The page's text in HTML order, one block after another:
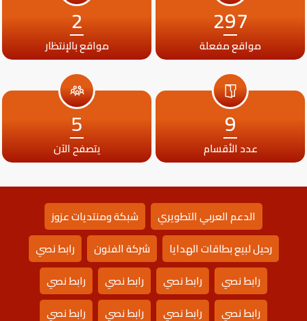
297
مواقع مفعلة
2
مواقع بالإنتظار
9
عدد الأقسام
5
يتصفح الآن
الدعم العربي التطويري
شبكة ومنتديات عزوز
رحيل لبيع بطاقات الهدايا
شركة الفنون
رابط نصي
رابط نصي
رابط نصي رابط نصي
رابط نصي
رابط نصي
رابط نصي رابط نصي رابط نصي